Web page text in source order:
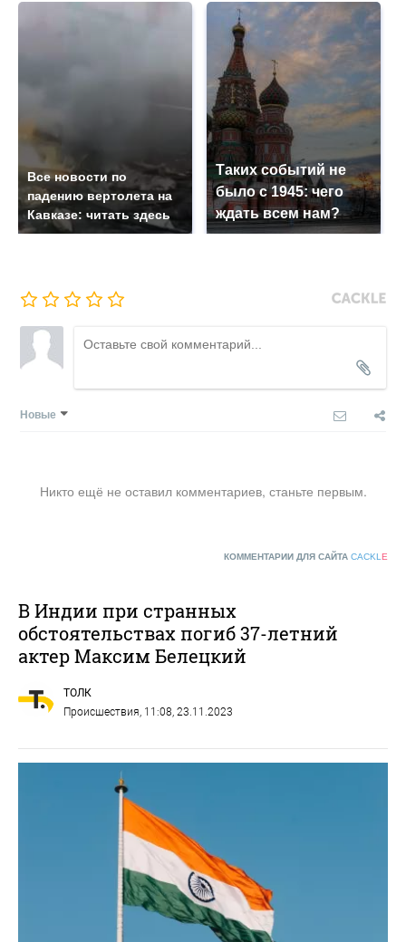
Все новости по
падению вертолета на
Кавказе: читать здесь
Таких событий не
было с 1945: чего
ждать всем нам?
Новые
Никто ещё не оставил комментариев, станьте первым.
КОММЕНТАРИИ ДЛЯ САЙТА CACKL E
В Индии при странных
обстоятельствах погиб 37-летний
актер Максим Белецкий
ТОЛК
Происшествия, 11:08, 23.11.2023